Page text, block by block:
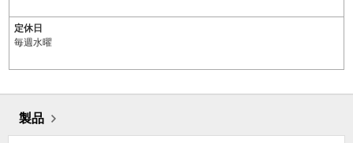
定休日
毎週水曜
製品